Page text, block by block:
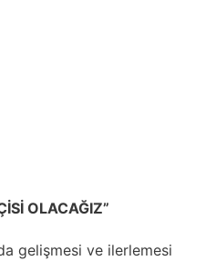
OLACAĞIZ”
gelişmesi ve ilerlemesi